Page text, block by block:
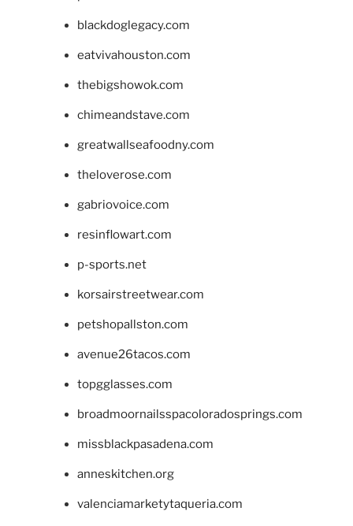
blackdoglegacy.com
eatvivahouston.com
thebigshowok.com
chimeandstave.com
greatwallseafoodny.com
theloverose.com
gabriovoice.com
resinflowart.com
p-sports.net
korsairstreetwear.com
petshopallston.com
avenue26tacos.com
topgglasses.com
broadmoornailsspacoloradosprings.com
missblackpasadena.com
anneskitchen.org
valenciamarketytaqueria.com